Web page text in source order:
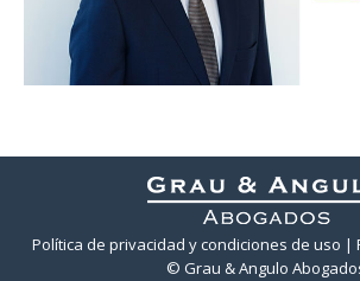
Política de privacidad y condiciones de uso |
© Grau & Angulo